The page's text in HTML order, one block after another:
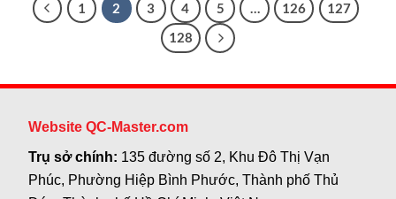
1 2 3 4 5 … 126
127
128
Website QC-Master.com
Trụ sở chính: 135 đường số 2, Khu Đô Thị Vạn
Phúc, Phường Hiệp Bình Phước, Thành phố Thủ